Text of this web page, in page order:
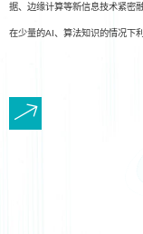
据、边缘计算等新信息技术紧密
在少量的AI、算法知识的情况下